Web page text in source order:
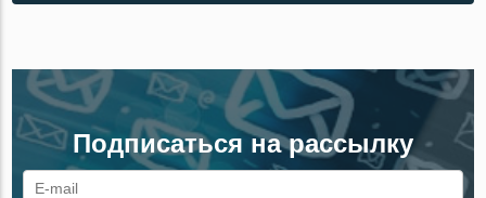
Подписаться на рассылку